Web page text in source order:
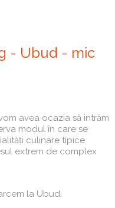
- Ubud - mic
avea ocazia să intrăm
modul în care se
culinare tipice
extrem de complex
la Ubud.